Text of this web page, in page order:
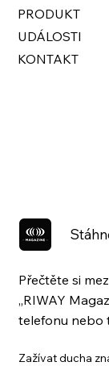
PRODUKT
UDÁLOSTI
KONTAKT
Přečtěte si
„RIWAY
telefonu nebo
Zažívat ducha